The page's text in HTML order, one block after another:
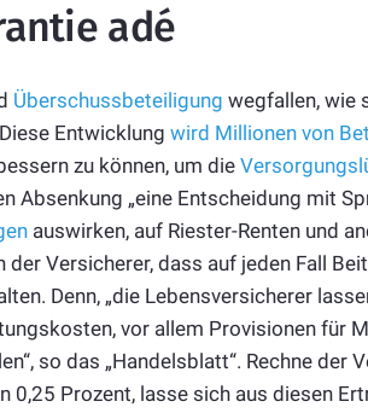
adé
Überschussbeteiligung wegfallen, wie
Entwicklung wird Millionen von
zu können, um die
Absenkung „eine Entscheidung mit
auswirken, auf Riester-Renten und
der Versicherer, dass auf jeden Fall
Denn, „die Lebensversicherer
vor allem Provisionen für
so das „Handelsblatt“. Rechne der
0,25 Prozent, lasse sich aus diesen